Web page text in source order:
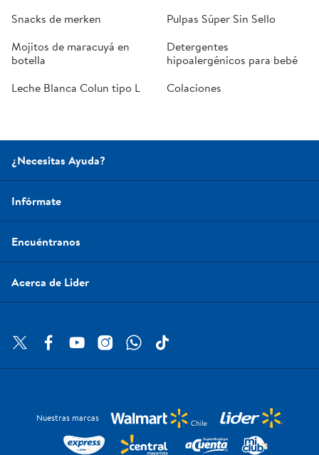
Snacks de merken
Pulpas Súper Sin Sello
Mojitos de maracuyá en
botella
Detergentes
hipoalergénicos para bebé
Leche Blanca Colun tipo L
Colaciones
¿Necesitas Ayuda?
Infórmate
Encuéntranos
Acerca de Lider
Nuestras marcas